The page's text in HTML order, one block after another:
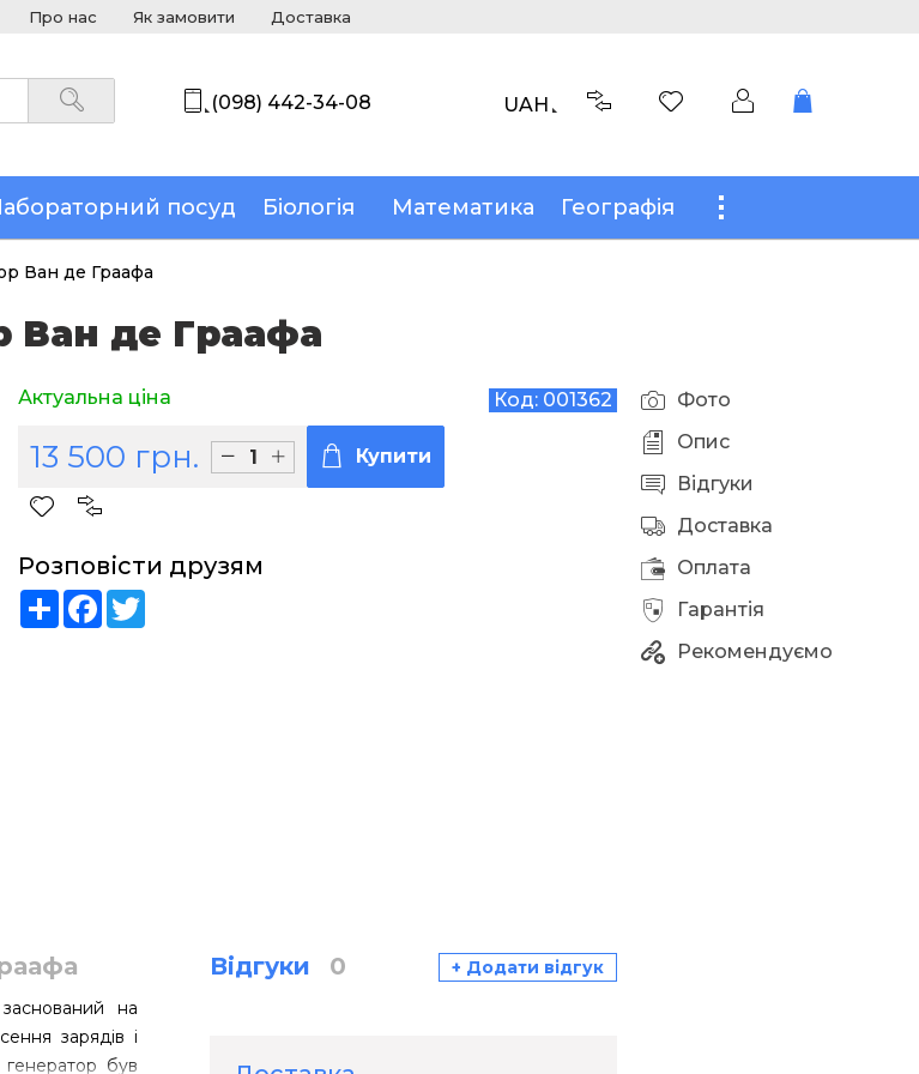
Про нас Як замовити Доставка
(098) 442-34-08 UAH
посуд Біологія Математика Географія
Ван де Граафа
Ван де Граафа
Фото
Опис
Відгуки
Доставка
Оплата
Гарантія
Рекомендуємо
Код: 001362
Актуальна ціна
13 500 грн. Купити
Розповісти друзям
ShareFacebook
на
зарядів і
був
Відгуки 0 + Додати відгук